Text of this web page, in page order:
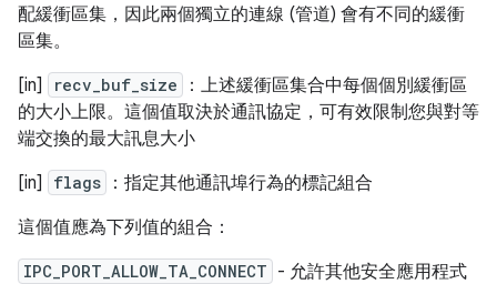
配緩衝區集，因此兩個獨立的連線 (管道) 會有不同的緩衝
區集。
[in]
recv_buf_size
：上述緩衝區集合中每個個別緩衝區
的大小上限。這個值取決於通訊協定，可有效限制您與對等
端交換的最大訊息大小
[in]
flags
：指定其他通訊埠行為的標記組合
這個值應為下列值的組合：
IPC_PORT_ALLOW_TA_CONNECT - 允許其他安全應用程式